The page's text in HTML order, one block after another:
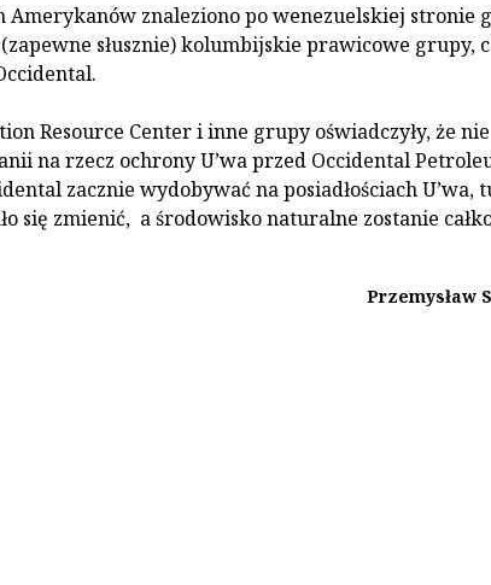
Amerykanów znaleziono po wenezuelskiej stronie
słusznie) kolumbijskie prawicowe grupy,
Resource Center i inne grupy oświadczyły, że nie
na rzecz ochrony U’wa przed Occidental
zacznie wydobywać na posiadłościach U’wa,
się zmienić, a środowisko naturalne zostanie
Przemysław